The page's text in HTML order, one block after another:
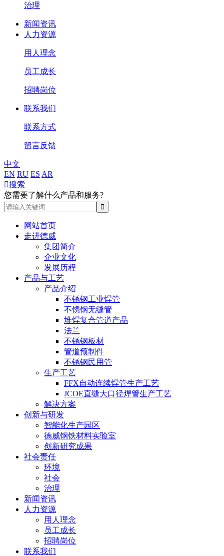
治理
新闻资讯
人力资源
用人理念
员工成长
招聘岗位
联系我们
联系方式
留言反馈
中文
EN RU ES AR
搜索
您需要了解什么产品和服务?
网站首页
走进德威
集团简介
企业文化
发展历程
产品与工艺
产品介绍
不锈钢工业焊管
不锈钢无缝管
堆焊复合管道产品
法兰
不锈钢板材
管道预制件
不锈钢民用管
生产工艺
FFX自动连续焊管生产工艺
JCOE直缝大口径焊管生产工艺
解决方案
创新与研发
智能化生产园区
德威钢铁材料实验室
创新研究成果
社会责任
环境
社会
治理
新闻资讯
人力资源
用人理念
员工成长
招聘岗位
联系我们